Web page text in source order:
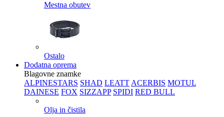
Mestna obutev
Ostalo
Dodatna oprema
Blagovne znamke
ALPINESTARS SHAD LEATT ACERBIS MOTUL
DAINESE FOX SIZZAPP SPIDI RED BULL
Olja in čistila